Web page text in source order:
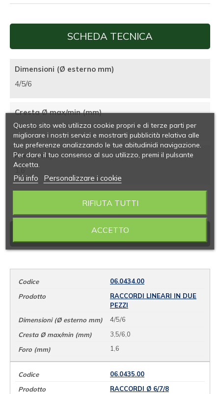
SCHEDA TECNICA
Dimensioni (Ø esterno mm)
4/5/6
Cresta Ø max/min (mm)
3,5/6,0
Foro (mm)
VARIANTI
06.0434.00
RACCORDI LINEARI IN DUE
PEZZI
4/5/6
3,5/6,0
1,6
06.0435.00
RACCORDI Ø 6/7/8
Questo sito web utilizza cookie propri e di terze parti per
migliorare i nostri servizi e mostrarti pubblicità relativa alle
tue preferenze analizzando le tue abitudinidi navigazione.
Per dare il tuo consenso al suo utilizzo, premi il pulsante
Accetta.
Piú info Personalizzare i cookie
RIFIUTA TUTTI
ACCETTO